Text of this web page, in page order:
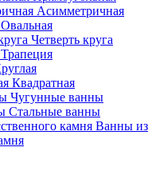
Асимметричная
Овальная
Четверть круга
Трапеция
Квадратная
Чугунные ванны
Стальные ванны
Ванны из